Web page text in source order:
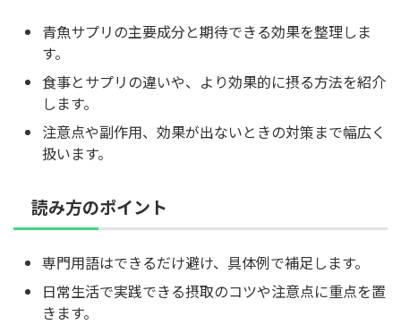
青魚サプリの主要成分と期待できる効果を整理しま
す。
食事とサプリの違いや、より効果的に摂る方法を紹介
します。
注意点や副作用、効果が出ないときの対策まで幅広く
扱います。
読み方のポイント
専門用語はできるだけ避け、具体例で補足します。
日常生活で実践できる摂取のコツや注意点に重点を置
きます。